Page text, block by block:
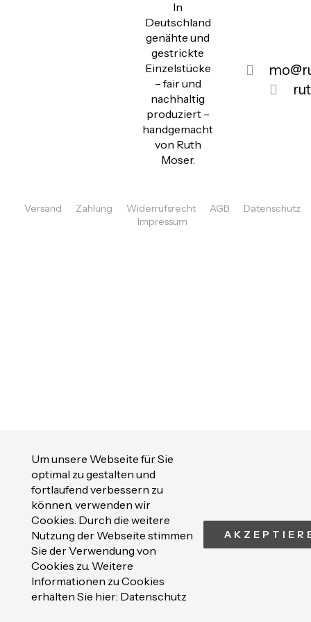
Um unsere Webseite für Sie
optimal zu gestalten und
fortlaufend verbessern zu
können, verwenden wir
Cookies. Durch die weitere
Nutzung der Webseite stimmen
Sie der Verwendung von
Cookies zu. Weitere
Informationen zu Cookies
erhalten Sie hier: Datenschutz
In
Deutschland
genähte und
gestrickte
Einzelstücke
– fair und
nachhaltig
produziert –
handgemacht
von Ruth
Moser.
Versand Zahlung Widerrufsrecht AGB
Datenschutz
Impressum